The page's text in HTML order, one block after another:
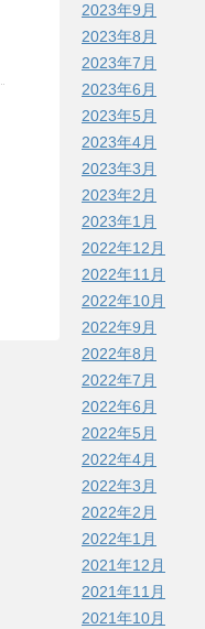
2023年9月
2023年8月
2023年7月
2023年6月
2023年5月
2023年4月
2023年3月
2023年2月
2023年1月
2022年12月
2022年11月
2022年10月
2022年9月
2022年8月
2022年7月
2022年6月
2022年5月
2022年4月
2022年3月
2022年2月
2022年1月
2021年12月
2021年11月
2021年10月